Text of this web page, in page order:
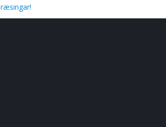
ræsingar!